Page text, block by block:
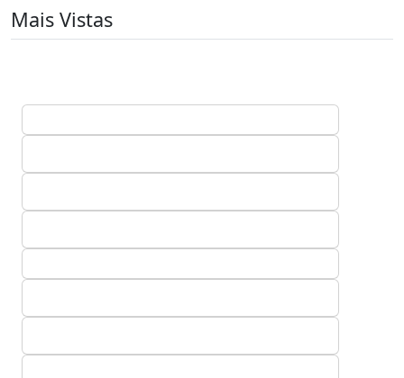
Mais Vistas